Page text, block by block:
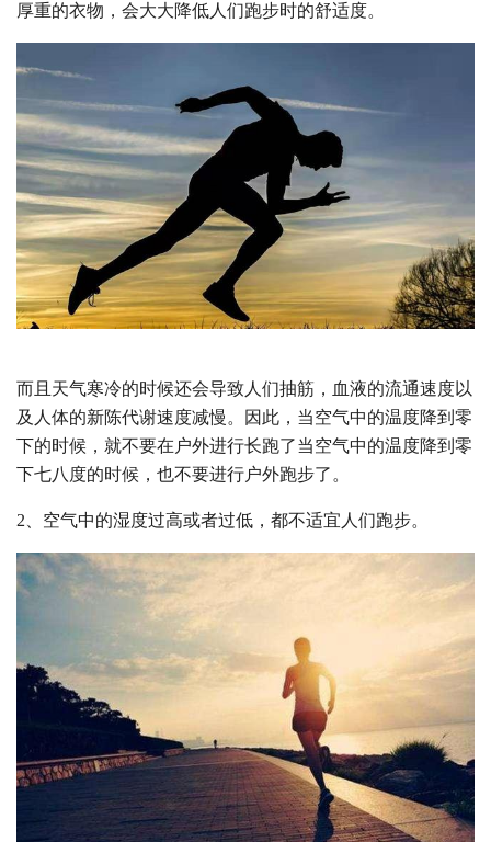
厚重的衣物，会大大降低人们跑步时的舒适度。
而且天气寒冷的时候还会导致人们抽筋，血液的流通速度以
及人体的新陈代谢速度减慢。因此，当空气中的温度降到零
下的时候，就不要在户外进行长跑了当空气中的温度降到零
下七八度的时候，也不要进行户外跑步了。
2、空气中的湿度过高或者过低，都不适宜人们跑步。